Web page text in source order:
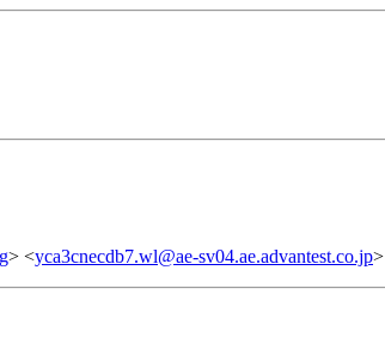
> <yca3cnecdb7.wl@ae-sv04.ae.advantest.co.jp>